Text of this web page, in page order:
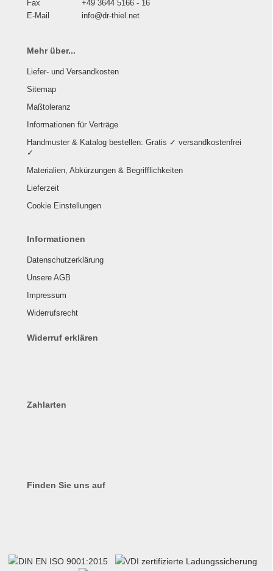
Fax
+49 3644 5166 - 16
E-Mail
info@dr-thiel.net
Mehr über...
Liefer- und Versandkosten
Sitemap
Maßtoleranz
Informationen für Verträge
Handmuster & Katalog bestellen: Gratis ✓ versandkostenfrei
✓
Materialien, Abkürzungen & Begrifflichkeiten
Lieferzeit
Cookie Einstellungen
Informationen
Datenschutzerklärung
Unsere AGB
Impressum
Widerrufsrecht
Widerruf erklären
Zahlarten
Finden Sie uns auf